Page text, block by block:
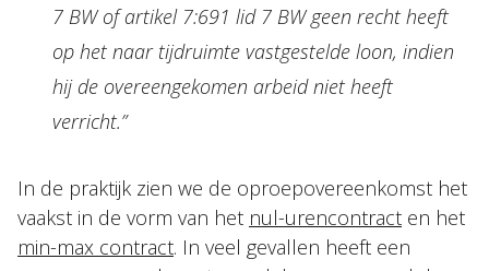
7 BW of artikel 7:691 lid 7 BW geen recht heeft
op het naar tijdruimte vastgestelde loon, indien
hij de overeengekomen arbeid niet heeft
verricht.”
In de praktijk zien we de oproepovereenkomst het
vaakst in de vorm van het nul-urencontract en het
min-max contract. In veel gevallen heeft een